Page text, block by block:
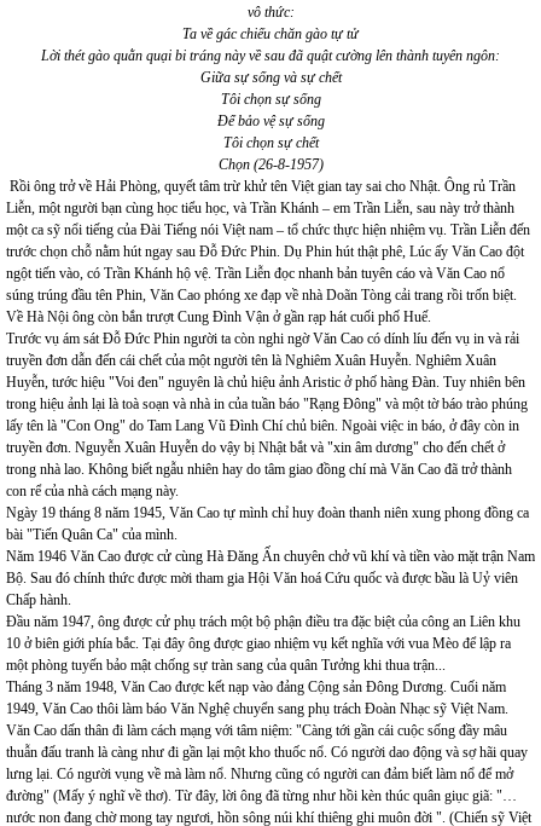
vô thức:
Ta về gác chiếu chăn gào tự tử
Lời thét gào quằn quại bi tráng này về sau đã quật cường lên thành tuyên ngôn:
Giữa sự sống và sự chết
Tôi chọn sự sống
Để bảo vệ sự sống
Tôi chọn sự chết
Chọn (26-8-1957)
Rồi ông trở về Hải Phòng, quyết tâm trừ khử tên Việt gian tay sai cho Nhật. Ông rủ Trần
Liễn, một người bạn cùng học tiểu học, và Trần Khánh – em Trần Liễn, sau này trở thành
một ca sỹ nổi tiếng của Đài Tiếng nói Việt nam – tổ chức thực hiện nhiệm vụ. Trần Liễn đến
trước chọn chỗ nằm hút ngay sau Đỗ Đức Phin. Dụ Phin hút thật phê, Lúc ấy Văn Cao đột
ngột tiến vào, có Trần Khánh hộ vệ. Trần Liễn đọc nhanh bản tuyên cáo và Văn Cao nổ
súng trúng đầu tên Phin, Văn Cao phóng xe đạp về nhà Doãn Tòng cải trang rồi trốn biệt.
Về Hà Nội ông còn bắn trượt Cung Đình Vận ở gần rạp hát cuối phố Huế.
Trước vụ ám sát Đỗ Đức Phin người ta còn nghi ngờ Văn Cao có dính líu đến vụ in và rải
truyền đơn dẫn đến cái chết của một người tên là Nghiêm Xuân Huyễn. Nghiêm Xuân
Huyễn, tước hiệu "Voi đen" nguyên là chủ hiệu ảnh Aristic ở phố hàng Đàn. Tuy nhiên bên
trong hiệu ảnh lại là toà soạn và nhà in của tuần báo "Rạng Đông" và một tờ báo trào phúng
lấy tên là "Con Ong" do Tam Lang Vũ Đình Chí chủ biên. Ngoài việc in báo, ở đây còn in
truyền đơn. Nguyễn Xuân Huyễn do vậy bị Nhật bắt và "xin âm dương" cho đến chết ở
trong nhà lao. Không biết ngẫu nhiên hay do tâm giao đồng chí mà Văn Cao đã trở thành
con rể của nhà cách mạng này.
Ngày 19 tháng 8 năm 1945, Văn Cao tự mình chỉ huy đoàn thanh niên xung phong đồng ca
bài "Tiến Quân Ca" của mình.
Năm 1946 Văn Cao được cử cùng Hà Đăng Ấn chuyên chở vũ khí và tiền vào mặt trận Nam
Bộ. Sau đó chính thức được mời tham gia Hội Văn hoá Cứu quốc và được bầu là Uỷ viên
Chấp hành.
Đầu năm 1947, ông được cử phụ trách một bộ phận điều tra đặc biệt của công an Liên khu
10 ở biên giới phía bắc. Tại đây ông được giao nhiệm vụ kết nghĩa với vua Mèo để lập ra
một phòng tuyến bảo mật chống sự tràn sang của quân Tưởng khi thua trận...
Tháng 3 năm 1948, Văn Cao được kết nạp vào đảng Cộng sản Đông Dương. Cuối năm
1949, Văn Cao thôi làm báo Văn Nghệ chuyển sang phụ trách Đoàn Nhạc sỹ Việt Nam.
Văn Cao dấn thân đi làm cách mạng với tâm niệm: "Càng tới gần cái cuộc sống đầy mâu
thuẫn đấu tranh là càng như đi gần lại một kho thuốc nổ. Có người dao động và sợ hãi quay
lưng lại. Có người vụng về mà làm nổ. Nhưng cũng có người can đảm biết làm nổ để mở
đường" (Mấy ý nghĩ về thơ). Từ đây, lời ông đã từng như hồi kèn thúc quân giục giã: "…
nước non đang chờ mong tay ngươi, hồn sông núi khí thiêng ghi muôn đời ". (Chiến sỹ Việt